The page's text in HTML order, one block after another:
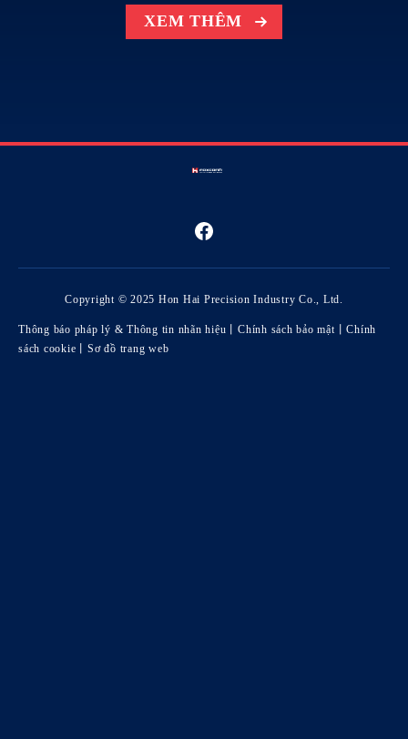
XEM THÊM
Copyright © 2025 Hon Hai Precision Industry Co., Ltd.
Thông báo pháp lý & Thông tin nhãn hiệu Chính sách bảo mật丨Chính
sách cookie
Sơ đồ trang web